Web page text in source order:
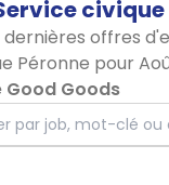
civique
dernières offres
Péronne pour
Good Goods
job, mot-clé ou